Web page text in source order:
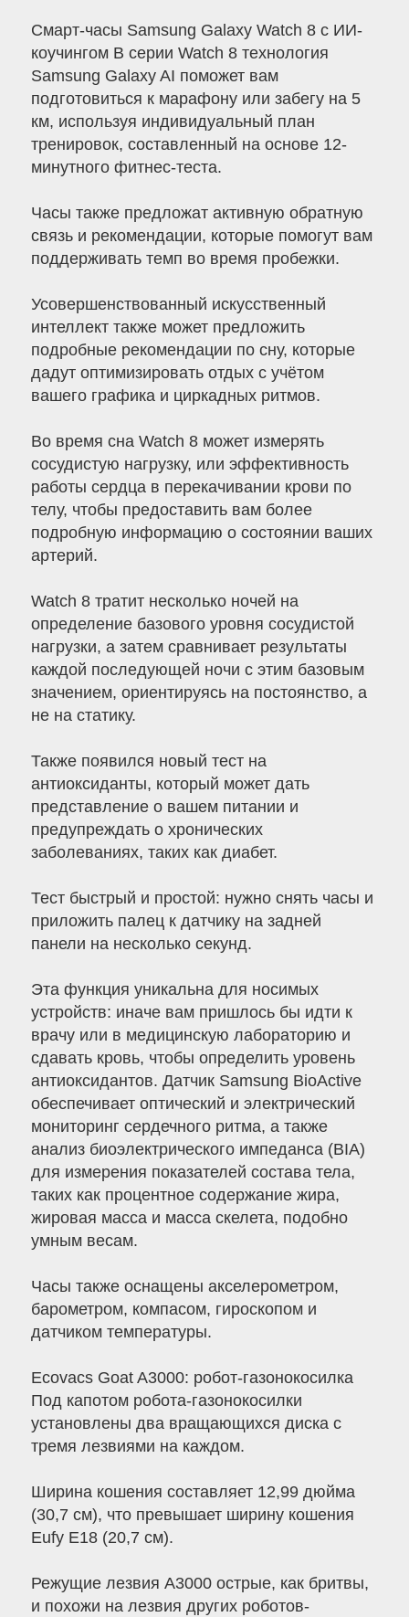
Смарт-часы Samsung Galaxy Watch 8 с ИИ-
коучингом В серии Watch 8 технология
Samsung Galaxy AI поможет вам
подготовиться к марафону или забегу на 5
км, используя индивидуальный план
тренировок, составленный на основе 12-
минутного фитнес-теста.
Часы также предложат активную обратную
связь и рекомендации, которые помогут вам
поддерживать темп во время пробежки.
Усовершенствованный искусственный
интеллект также может предложить
подробные рекомендации по сну, которые
дадут оптимизировать отдых с учётом
вашего графика и циркадных ритмов.
Во время сна Watch 8 может измерять
сосудистую нагрузку, или эффективность
работы сердца в перекачивании крови по
телу, чтобы предоставить вам более
подробную информацию о состоянии ваших
артерий.
Watch 8 тратит несколько ночей на
определение базового уровня сосудистой
нагрузки, а затем сравнивает результаты
каждой последующей ночи с этим базовым
значением, ориентируясь на постоянство, а
не на статику.
Также появился новый тест на
антиоксиданты, который может дать
представление о вашем питании и
предупреждать о хронических
заболеваниях, таких как диабет.
Тест быстрый и простой: нужно снять часы и
приложить палец к датчику на задней
панели на несколько секунд.
Эта функция уникальна для носимых
устройств: иначе вам пришлось бы идти к
врачу или в медицинскую лабораторию и
сдавать кровь, чтобы определить уровень
антиоксидантов. Датчик Samsung BioActive
обеспечивает оптический и электрический
мониторинг сердечного ритма, а также
анализ биоэлектрического импеданса (BIA)
для измерения показателей состава тела,
таких как процентное содержание жира,
жировая масса и масса скелета, подобно
умным весам.
Часы также оснащены акселерометром,
барометром, компасом, гироскопом и
датчиком температуры.
Ecovacs Goat A3000: робот-газонокосилка
Под капотом робота-газонокосилки
установлены два вращающихся диска с
тремя лезвиями на каждом.
Ширина кошения составляет 12,99 дюйма
(30,7 см), что превышает ширину кошения
Eufy E18 (20,7 см).
Режущие лезвия A3000 острые, как бритвы,
и похожи на лезвия других роботов-